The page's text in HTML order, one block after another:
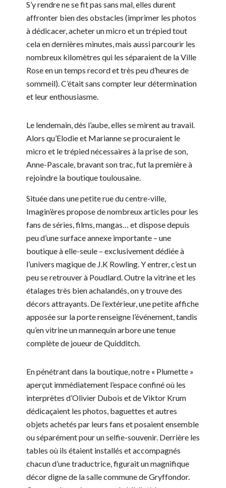
S’y rendre ne se fit pas sans mal, elles durent
affronter bien des obstacles (imprimer les photos
à dédicacer, acheter un micro et un trépied tout
cela en dernières minutes, mais aussi parcourir les
nombreux kilomètres qui les séparaient de la Ville
Rose en un temps record et très peu d’heures de
sommeil). C’était sans compter leur détermination
et leur enthousiasme.
Le lendemain, dès l’aube, elles se mirent au travail.
Alors qu’Elodie et Marianne se procuraient le
micro et le trépied nécessaires à la prise de son,
Anne-Pascale, bravant son trac, fut la première à
rejoindre la boutique toulousaine.
Située dans une petite rue du centre-ville,
Imagin’ères propose de nombreux articles pour les
fans de séries, films, mangas… et dispose depuis
peu d’une surface annexe importante – une
boutique à elle-seule – exclusivement dédiée à
l’univers magique de J.K Rowling. Y entrer, c’est un
peu se retrouver à Poudlard. Outre la vitrine et les
étalages très bien achalandés, on y trouve des
décors attrayants. De l’extérieur, une petite affiche
apposée sur la porte renseigne l’événement, tandis
qu’en vitrine un mannequin arbore une tenue
complète de joueur de Quidditch.
En pénétrant dans la boutique, notre « Plumette »
aperçut immédiatement l’espace confiné où les
interprètes d’Olivier Dubois et de Viktor Krum
dédicaçaient les photos, baguettes et autres
objets achetés par leurs fans et posaient ensemble
ou séparément pour un selfie-souvenir. Derrière les
tables où ils étaient installés et accompagnés
chacun d’une traductrice, figurait un magnifique
décor digne de la salle commune de Gryffondor.